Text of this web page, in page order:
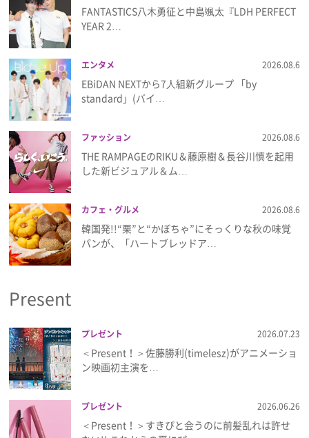
Emoメン
ランキング
Emo!miuとは？
免責事項
プライバシーポリシー
利用規約
お問い合わせ
FANTASTICS八木勇征と中島颯太『LDH PERFECT
YEAR 2…
エンタメ 2026.08.6
EBiDAN NEXTから7⼈組新グループ 「by
standard」(バイ…
ファッション 2026.08.6
THE RAMPAGEのRIKU＆藤原樹＆長谷川慎を起用
した新ビジュアル＆ム…
カフェ・グルメ 2026.08.6
韓国発!!“栗”と“かぼちゃ”にそっくりな秋の味覚
パンが、「ハートブレッドア…
Present
プレゼント 2026.07.23
＜Present！＞佐藤勝利(timelesz)がアニメーショ
ン映画初主演を…
プレゼント 2026.06.26
＜Present！＞すきぴと会うのに前髪乱れは許せ